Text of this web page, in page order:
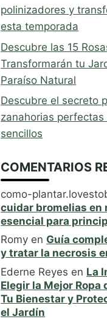
polinizadores y
esta temporada
Descubre las 15
Transformarán tu
Paraíso Natural
Descubre el secreto
zanahorias perfectas
sencillos
COMENTARIOS
como-
cuidar bromelias en
esencial para
Romy en Guía
y tratar la necrosis
Ederne Reyes en La
Elegir la Mejor Ropa
Tu Bienestar y
el Jardín